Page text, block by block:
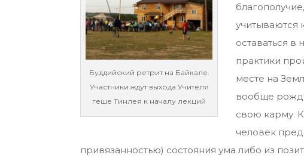
Буддийский ретрит на Байкале.
Участники ждут выхода Учителя
геше Тинлея к началу лекций
учитываются
оставаться в
практики
месте на
вообще
свою карму.
человек
привязанностью) состояния ума либо из